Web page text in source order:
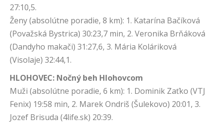
27:10,5.
Ženy (absolútne poradie, 8 km): 1. Katarína Bačíková
(Považská Bystrica) 30:23,7 min, 2. Veronika Brňáková
(Dandyho makači) 31:27,6, 3. Mária Koláriková
(Visolaje) 32:44,1.
HLOHOVEC: Nočný beh Hlohovcom
Muži (absolútne poradie, 6 km): 1. Dominik Zaťko (VTJ
Fenix) 19:58 min, 2. Marek Ondriš (Šulekovo) 20:01, 3.
Jozef Brisuda (4life.sk) 20:39.